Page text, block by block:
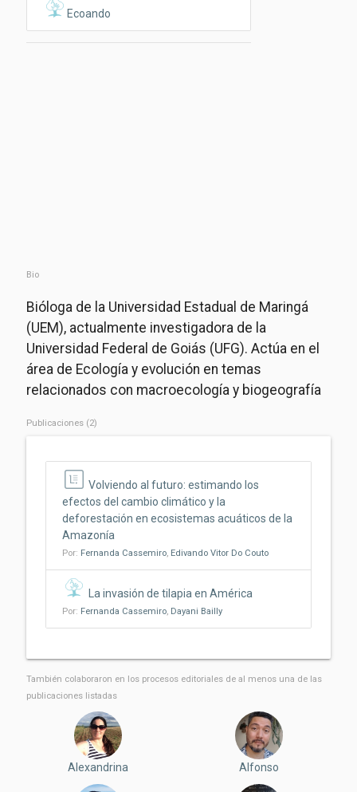
Ecoando
Bio
Bióloga de la Universidad Estadual de Maringá
(UEM), actualmente investigadora de la
Universidad Federal de Goiás (UFG). Actúa en el
área de Ecología y evolución en temas
relacionados con macroecología y biogeografía
Publicaciones (2)
Volviendo al futuro: estimando los
efectos del cambio climático y la
deforestación en ecosistemas acuáticos de la
Amazonía
Por: Fernanda Cassemiro, Edivando Vitor Do Couto
La invasión de tilapia en América
Por: Fernanda Cassemiro, Dayani Bailly
También colaboraron ​​en los procesos editoriales de al menos una de las
publicaciones listadas
Alexandrina Alfonso